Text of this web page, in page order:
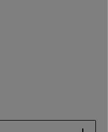
quantité